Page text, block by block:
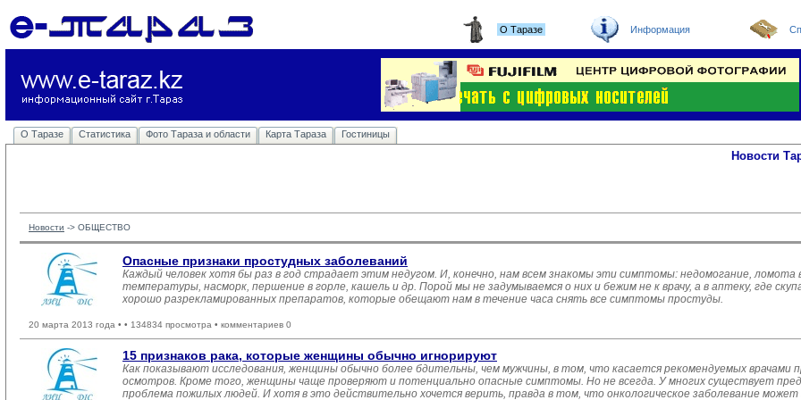
О Таразе Информация
О Таразе Статистика Фото Тараза и области Карта Тараза Гостиницы
Новости
Новости -> ОБЩЕСТВО
Опасные признаки простудных заболеваний
Каждый человек хотя бы раз в год страдает этим недугом. И, конечно, нам всем знакомы эти симптомы: недомогание,
температуры, насморк, першение в горле, кашель и др. Порой мы не задумываемся о них и бежим не к врачу, а в аптеку, где
хорошо разрекламированных препаратов, которые обещают нам в течение часа снять все симптомы простуды.
20 марта 2013 года • • 134834 просмотра • комментариев 0
15 признаков рака, которые женщины обычно игнорируют
Как показывают исследования, женщины обычно более бдительны, чем мужчины, в том, что касается рекомендуемых врачами
осмотров. Кроме того, женщины чаще проверяют и потенциально опасные симптомы. Но не всегда. У многих существует
проблема пожилых людей. И хотя в это действительно хочется верить, правда в том, что онкологическое заболевание